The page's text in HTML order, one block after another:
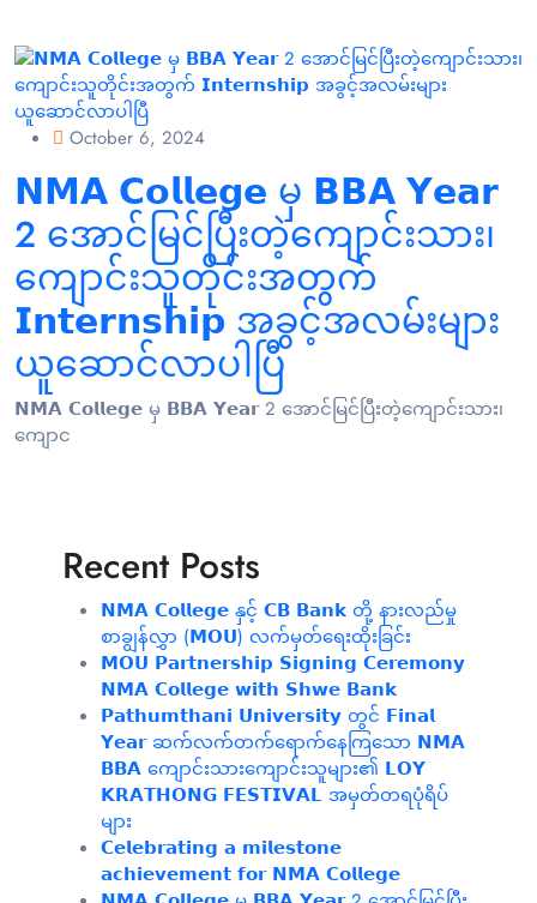
October 6, 2024
𝗡𝗠𝗔 𝗖𝗼𝗹𝗹𝗲𝗴𝗲 မှ 𝗕𝗕𝗔 𝗬𝗲𝗮𝗿
2 အောင်မြင်ပြီးတဲ့ကျောင်းသား၊‌
ကျောင်းသူတိုင်းအတွက်
𝗜𝗻𝘁𝗲𝗿𝗻𝘀𝗵𝗶𝗽 အခွင့်အလမ်းများ
ယူဆောင်လာပါပြီ
𝗡𝗠𝗔 𝗖𝗼𝗹𝗹𝗲𝗴𝗲 မှ 𝗕𝗕𝗔 𝗬𝗲𝗮𝗿 2 အောင်မြင်ပြီးတဲ့ကျောင်းသား၊‌
ကျောင
Recent Posts
𝗡𝗠𝗔 𝗖𝗼𝗹𝗹𝗲𝗴𝗲 နှင့် 𝗖𝗕 𝗕𝗮𝗻𝗸 တို့ နားလည်မှု
စာချွန်လွှာ (𝗠𝗢𝗨) လက်မှတ်ရေးထိုးခြင်း
𝗠𝗢𝗨 𝗣𝗮𝗿𝘁𝗻𝗲𝗿𝘀𝗵𝗶𝗽 𝗦𝗶𝗴𝗻𝗶𝗻𝗴 𝗖𝗲𝗿𝗲𝗺𝗼𝗻𝘆
𝗡𝗠𝗔 𝗖𝗼𝗹𝗹𝗲𝗴𝗲 𝘄𝗶𝘁𝗵 𝗦𝗵𝘄𝗲 𝗕𝗮𝗻𝗸
𝗣𝗮𝘁𝗵𝘂𝗺𝘁𝗵𝗮𝗻𝗶 𝗨𝗻𝗶𝘃𝗲𝗿𝘀𝗶𝘁𝘆 တွင် 𝗙𝗶𝗻𝗮𝗹
𝗬𝗲𝗮𝗿 ဆက်လက်တက်ရောက်နေကြသော 𝗡𝗠𝗔
𝗕𝗕𝗔 ကျောင်းသားကျောင်းသူများ၏ 𝗟𝗢𝗬
𝗞𝗥𝗔𝗧𝗛𝗢𝗡𝗚 𝗙𝗘𝗦𝗧𝗜𝗩𝗔𝗟 အမှတ်တရပုံရိပ်
များ
𝗖𝗲𝗹𝗲𝗯𝗿𝗮𝘁𝗶𝗻𝗴 𝗮 𝗺𝗶𝗹𝗲𝘀𝘁𝗼𝗻𝗲
𝗮𝗰𝗵𝗶𝗲𝘃𝗲𝗺𝗲𝗻𝘁 𝗳𝗼𝗿 𝗡𝗠𝗔 𝗖𝗼𝗹𝗹𝗲𝗴𝗲